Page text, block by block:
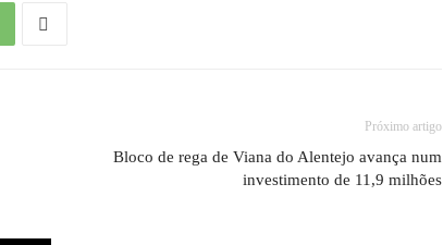
Próximo artigo
Bloco de rega de Viana do Alentejo avança num
investimento de 11,9 milhões